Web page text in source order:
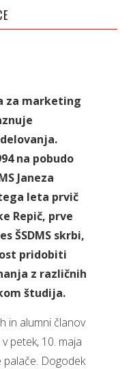
za marketing
na pobudo
Janeza
leta prvič
Repič, prve
ŠSDMS skrbi,
pridobiti
z različnih
študija.
in alumni članov
petek, 10. maja
palače. Dogodek